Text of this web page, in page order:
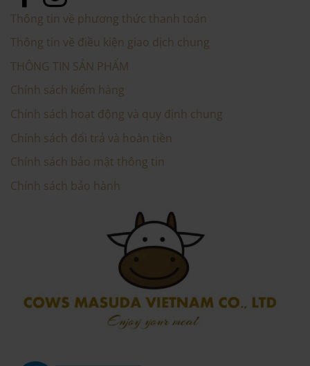
Thông tin về phương thức thanh toán
Thông tin về điều kiện giao dịch chung
THÔNG TIN SẢN PHẨM
Chính sách kiểm hàng
Chính sách hoạt động và quy định chung
Chính sách đổi trả và hoàn tiền
Chính sách bảo mật thông tin
Chính sách bảo hành